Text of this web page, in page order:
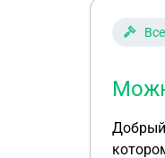
Все
Добрый день. Возникла сложная ситуация у жены. Жена